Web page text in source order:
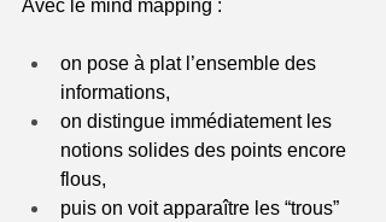
Avec le mind mapping :
on pose à plat l’ensemble des
informations,
on distingue immédiatement les
notions solides des points encore
flous,
puis on voit apparaître les “trous”